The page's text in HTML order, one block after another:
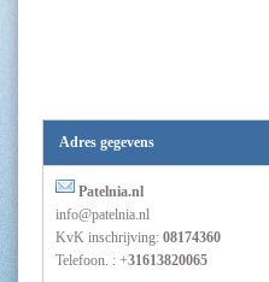
Adres gegevens
Patelnia.nl
info@patelnia.nl
KvK inschrijving: 08174360
Telefoon. : +31613820065